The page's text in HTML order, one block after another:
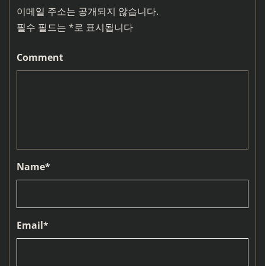
이메일 주소는 공개되지 않습니다.
필수 필드는 *로 표시됩니다
Comment
Name*
Email*